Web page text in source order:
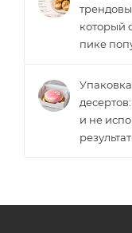
который
пике
и не
результат